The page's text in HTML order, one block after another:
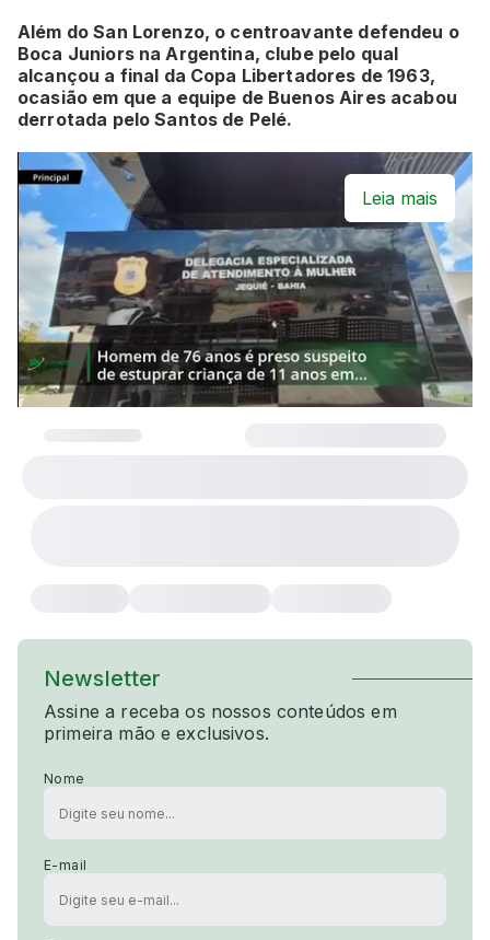
Além do San Lorenzo, o centroavante defendeu o
Boca Juniors na Argentina, clube pelo qual
alcançou a final da Copa Libertadores de 1963,
ocasião em que a equipe de Buenos Aires acabou
derrotada pelo Santos de Pelé.
Leia mais
Newsletter
Assine a receba os nossos conteúdos em
primeira mão e exclusivos.
Nome
E-mail